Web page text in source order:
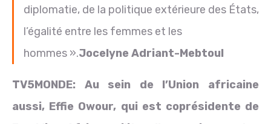
diplomatie, de la politique extérieure des États,
l’égalité entre les femmes et les
hommes ».Jocelyne Adriant-Mebtoul
TV5MONDE: Au sein de l’Union africaine
aussi, Effie Owour, qui est coprésidente de